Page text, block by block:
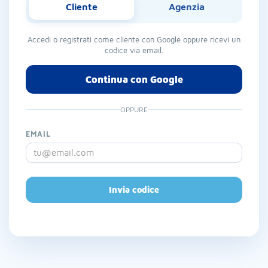
Cliente Agenzia
Accedi o registrati come cliente con Google oppure ricevi un
codice via email.
Continua con Google
OPPURE
EMAIL
Invia codice